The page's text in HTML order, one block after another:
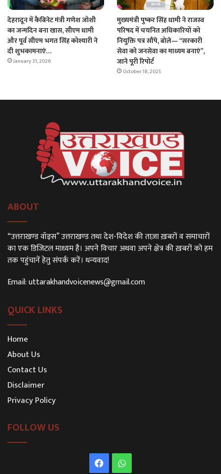
देहरादून में कैबिनेट मंत्री गणेश जोशी
का जन्मदिन बना खास, सीएम धामी
और पूर्व सीएम भगत सिंह कोश्यारी ने
दी शुभकामनाएं…
January 31, 2026
मुख्यमंत्री पुष्कर सिंह धामी ने राजस्व
परिषद में चयनित अधिकारियों को
नियुक्ति पत्र सौंपे, बोले— “सरकारी
सेवा को जनसेवा का माध्यम बनाएं”,
जाने पूरी रिपोर्ट
October 18, 2025
ABOUT
“उत्तराखण्ड वॉइस” उत्तराखण्ड तथा देश-विदेश की ताज़ा ख़बरों व समाचारों
का एक डिजिटल माध्यम है। अपने विचार अथवा अपने क्षेत्र की ख़बरों को हम
तक पहुंचानें हेतु संपर्क करें। धन्यवाद!
Email:uttarakhandvoicenews@gmail.com
QUICK LINKS
Home
About Us
Contact Us
Disclaimer
Privacy Policy
FOLLOW US
FacebookWhatsApp